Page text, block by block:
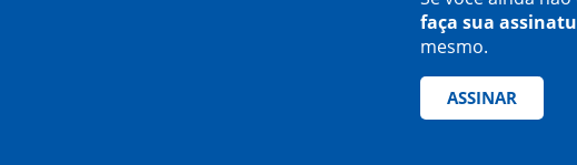
faça sua
mesmo.
ASSINAR